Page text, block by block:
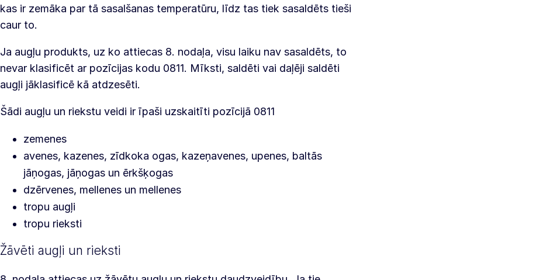
kas ir zemāka par tā sasalšanas temperatūru, līdz tas tiek sasaldēts tieši
caur to.
Ja augļu produkts, uz ko attiecas 8. nodaļa, visu laiku nav sasaldēts, to
nevar klasificēt ar pozīcijas kodu 0811. Mīksti, saldēti vai daļēji saldēti
augļi jāklasificē kā atdzesēti.
Šādi augļu un riekstu veidi ir īpaši uzskaitīti pozīcijā 0811
zemenes
avenes, kazenes, zīdkoka ogas, kazeņavenes, upenes, baltās
jāņogas, jāņogas un ērkšķogas
dzērvenes, mellenes un mellenes
tropu augļi
tropu rieksti
Žāvēti augļi un rieksti